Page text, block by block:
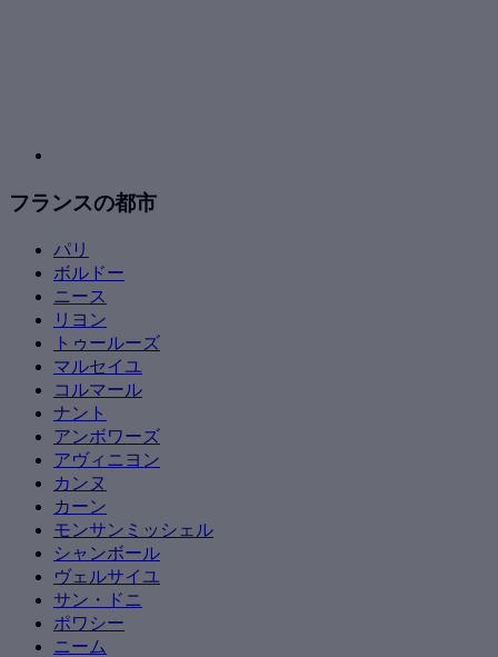
フランスの都市
パリ
ボルドー
ニース
リヨン
トゥールーズ
マルセイユ
コルマール
ナント
アンボワーズ
アヴィニヨン
カンヌ
カーン
モンサンミッシェル
シャンボール
ヴェルサイユ
サン・ドニ
ポワシー
ニーム